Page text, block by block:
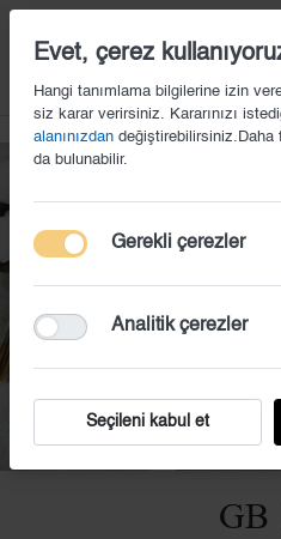
GB
Evet, çerez
Hangi tanımlama bilgilerine izin
siz karar verirsiniz. Kararınızı
alanınızdan değiştirebilirsiniz.Daha
da bulunabilir.
Gerekli çerezler
Analitik çerezler
Seçileni kabul et